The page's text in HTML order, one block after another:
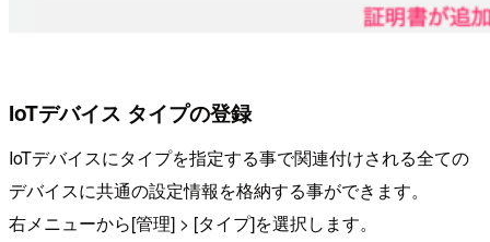
IoTデバイス タイプの登録
IoTデバイスにタイプを指定する事で関連付けされる全ての
デバイスに共通の設定情報を格納する事ができます。
右メニューから[管理] > [タイプ]を選択します。